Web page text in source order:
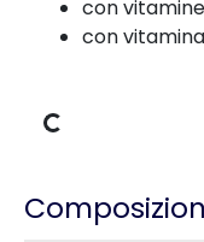
con
con
Dati di carico